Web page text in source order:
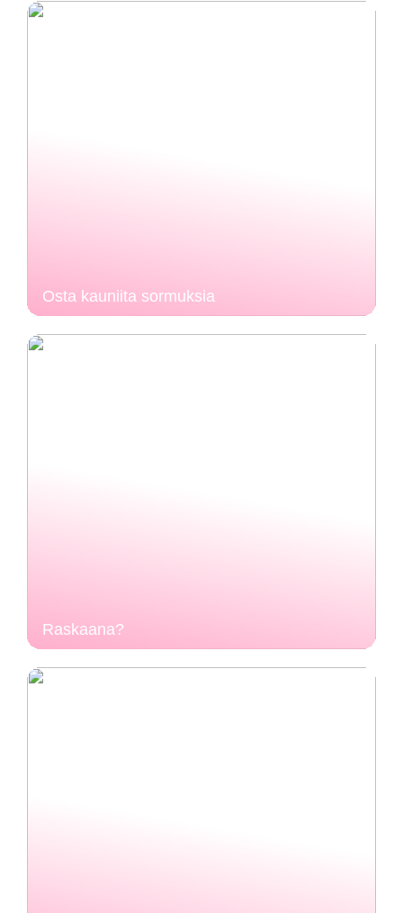
Osta kauniita sormuksia
Raskaana?